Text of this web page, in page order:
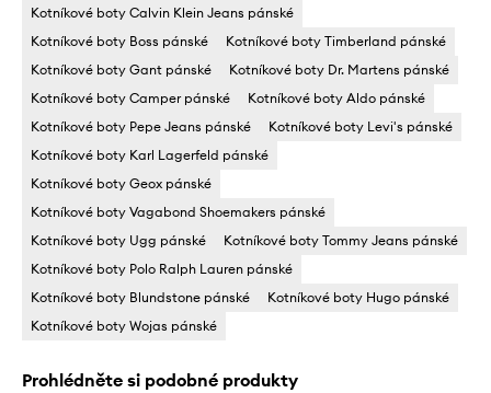
Kotníkové boty Calvin Klein Jeans pánské
Kotníkové boty Boss pánské
Kotníkové boty Timberland pánské
Kotníkové boty Gant pánské
Kotníkové boty Dr. Martens pánské
Kotníkové boty Camper pánské
Kotníkové boty Aldo pánské
Kotníkové boty Pepe Jeans pánské
Kotníkové boty Levi's pánské
Kotníkové boty Karl Lagerfeld pánské
Kotníkové boty Geox pánské
Kotníkové boty Vagabond Shoemakers pánské
Kotníkové boty Ugg pánské
Kotníkové boty Tommy Jeans pánské
Kotníkové boty Polo Ralph Lauren pánské
Kotníkové boty Blundstone pánské
Kotníkové boty Hugo pánské
Kotníkové boty Wojas pánské
Prohlédněte si podobné produkty